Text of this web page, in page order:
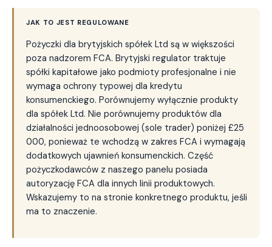
JAK TO JEST REGULOWANE
Pożyczki dla brytyjskich spółek Ltd są w większości
poza nadzorem FCA. Brytyjski regulator traktuje
spółki kapitałowe jako podmioty profesjonalne i nie
wymaga ochrony typowej dla kredytu
konsumenckiego. Porównujemy wyłącznie produkty
dla spółek Ltd. Nie porównujemy produktów dla
działalności jednoosobowej (sole trader) poniżej £25
000, ponieważ te wchodzą w zakres FCA i wymagają
dodatkowych ujawnień konsumenckich. Część
pożyczkodawców z naszego panelu posiada
autoryzację FCA dla innych linii produktowych.
Wskazujemy to na stronie konkretnego produktu, jeśli
ma to znaczenie.